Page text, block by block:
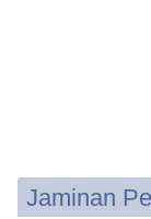
Jaminan